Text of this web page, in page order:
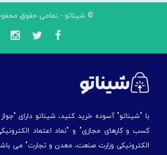
© شیناتو - تمامی حقوق
با "شیناتو" آسوده خرید کنید، شیناتو دارای
کسب و کارهای مجازی" و "نماد اعتماد
الكترونیكی وزارت صنعت، معدن و تجارت" می